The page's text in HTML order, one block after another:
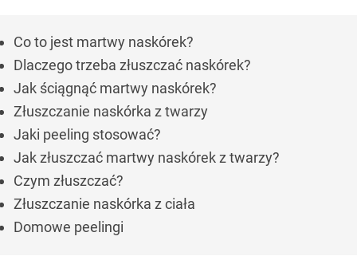
Co to jest martwy naskórek?
Dlaczego trzeba złuszczać naskórek?
Jak ściągnąć martwy naskórek?
Złuszczanie naskórka z twarzy
Jaki peeling stosować?
Jak złuszczać martwy naskórek z twarzy?
Czym złuszczać?
Złuszczanie naskórka z ciała
Domowe peelingi